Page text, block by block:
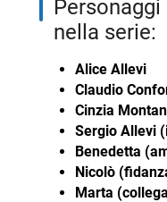
Personaggi principali presenti
nella serie:
Alice Allevi
Claudio
Cinzia
Sergio Allevi
Benedetta
Nicolò
Marta